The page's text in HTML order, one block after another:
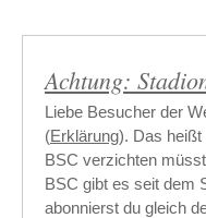
Achtung:
Liebe Besucher der
(Erklärung). Das heißt
BSC verzichten
BSC gibt es seit dem
abonnierst du gleich